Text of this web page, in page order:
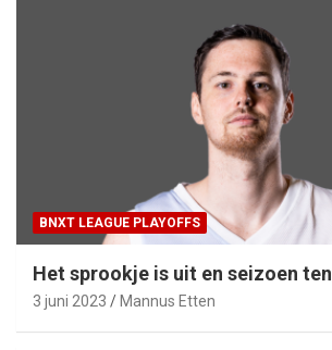
BNXT LEAGUE PLAYOFFS
Het sprookje is uit en seizoen
3 juni 2023 Mannus Etten